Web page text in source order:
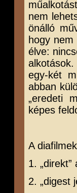
nem
önálló
hogy
élve:
egy-két
abban
„eredeti
képes
A
1.
2. „digest